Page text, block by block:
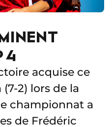
4
acquise ce
2) lors de la
championnat a
de Frédéric